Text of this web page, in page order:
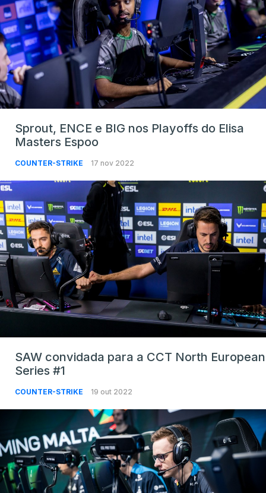
Sprout, ENCE e BIG nos Playoffs do Elisa
Masters Espoo
COUNTER-STRIKE 17 nov 2022
SAW convidada para a CCT North European
Series #1
COUNTER-STRIKE 19 out 2022